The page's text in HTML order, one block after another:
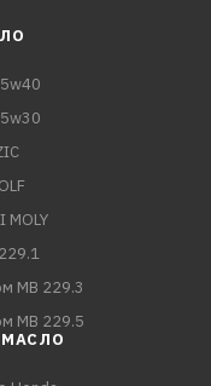
MB 229.3
MB 229.5